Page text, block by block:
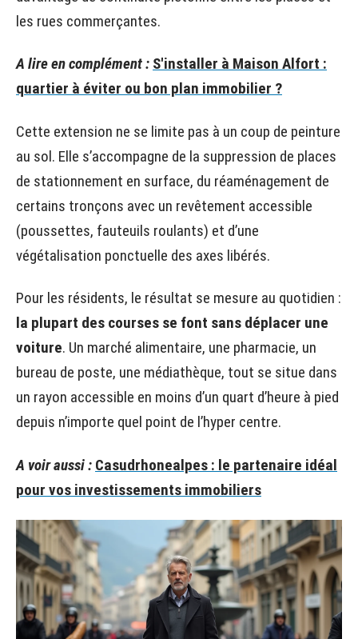
les rues commerçantes.
A lire en complément : S'installer à Maison Alfort :
quartier à éviter ou bon plan immobilier ?
Cette extension ne se limite pas à un coup de peinture
au sol. Elle s’accompagne de la suppression de places
de stationnement en surface, du réaménagement de
certains tronçons avec un revêtement accessible
(poussettes, fauteuils roulants) et d’une
végétalisation ponctuelle des axes libérés.
Pour les résidents, le résultat se mesure au quotidien :
la plupart des courses se font sans déplacer une
voiture. Un marché alimentaire, une pharmacie, un
bureau de poste, une médiathèque, tout se situe dans
un rayon accessible en moins d’un quart d’heure à pied
depuis n’importe quel point de l’hyper centre.
A voir aussi : Casudrhonealpes : le partenaire idéal
pour vos investissements immobiliers